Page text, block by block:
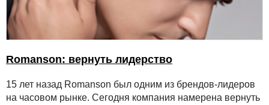
Romanson: вернуть лидерство
15 лет назад Romanson был одним из брендов-лидеров
на часовом рынке. Сегодня компания намерена вернуть